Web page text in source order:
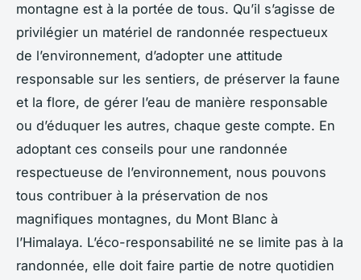
montagne est à la portée de tous. Qu’il s’agisse de
privilégier un matériel de randonnée respectueux
de l’environnement, d’adopter une attitude
responsable sur les sentiers, de préserver la faune
et la flore, de gérer l’eau de manière responsable
ou d’éduquer les autres, chaque geste compte. En
adoptant ces conseils pour une randonnée
respectueuse de l’environnement, nous pouvons
tous contribuer à la préservation de nos
magnifiques montagnes, du Mont Blanc à
l’Himalaya. L’éco-responsabilité ne se limite pas à la
randonnée, elle doit faire partie de notre quotidien